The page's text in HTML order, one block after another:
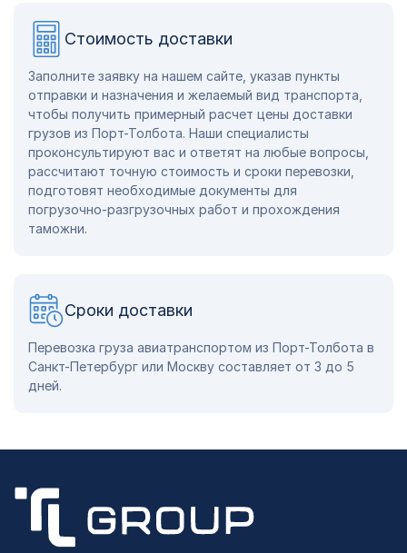
Стоимость доставки
Заполните заявку на нашем сайте, указав пункты
отправки и назначения и желаемый вид транспорта,
чтобы получить примерный расчет цены доставки
грузов из Порт-Толбота. Наши специалисты
проконсультируют вас и ответят на любые вопросы,
рассчитают точную стоимость и сроки перевозки,
подготовят необходимые документы для
погрузочно-разгрузочных работ и прохождения
таможни.
Сроки доставки
Перевозка груза авиатранспортом из Порт-Толбота в
Санкт-Петербург или Москву составляет от 3 до 5
дней.